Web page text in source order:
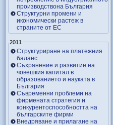
производствона България
Структурни промени и
икономически растеж в
страните от ЕС
2011
Структуриране на платежния
баланс
Съхранение и развитие на
човешкия капитал в
образованието и науката в
България
Съвременни проблеми на
фирмената стратегия и
конкурентоспособността на
българските фирми
Внедряване и прилагане на